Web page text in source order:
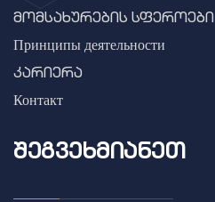
მომსახურების სფეროები
Принципы деятельности
კარიერა
Контакт
ᲨᲔᲒᲕᲔᲮᲛᲘᲐᲜᲔᲗ